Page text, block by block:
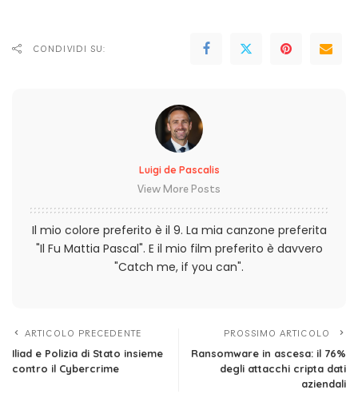
CONDIVIDI SU:
Luigi de Pascalis
View More Posts
Il mio colore preferito è il 9. La mia canzone preferita
"Il Fu Mattia Pascal". E il mio film preferito è davvero
"Catch me, if you can".
ARTICOLO PRECEDENTE
Iliad e Polizia di Stato insieme
contro il Cybercrime
PROSSIMO ARTICOLO
Ransomware in ascesa: il 76%
degli attacchi cripta dati
aziendali